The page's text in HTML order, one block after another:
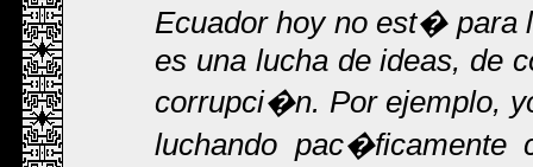
Ecuador hoy no est� para
es una lucha de ideas, de
corrupci�n. Por ejemplo,
luchando